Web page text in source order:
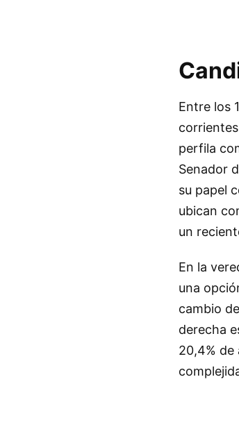
Entre los
perfila
Senador
su papel
ubican
un
En la
una
cambio
derecha
20,4% de